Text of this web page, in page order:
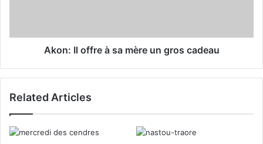
Akon: Il offre à sa mère un gros cadeau
Related Articles